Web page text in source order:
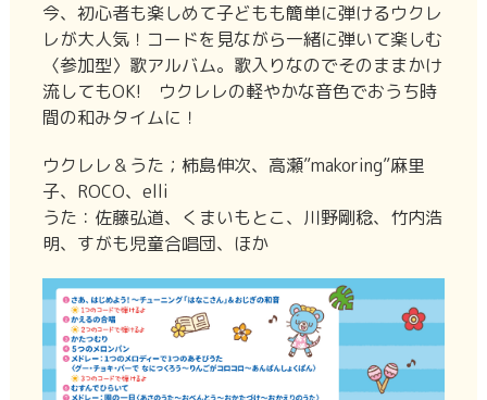
今、初心者も楽しめて子どもも簡単に弾けるウクレ
レが大人気！コードを見ながら一緒に弾いて楽しむ
〈参加型〉歌アルバム。歌入りなのでそのままかけ
流してもOK! ウクレレの軽やかな音色でおうち時
間の和みタイムに！
ウクレレ＆うた；柿島伸次、高瀬”makoring”麻里
子、ROCO、elli
うた：佐藤弘道、くまいもとこ、川野剛稔、竹内浩
明、すがも児童合唱団、ほか